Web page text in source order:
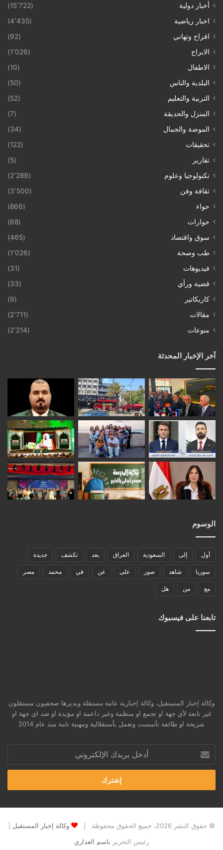
أخبار دولية
(15٬722)
اخبار رياضية
(4٬435)
افراح وتهاني
(92)
الابراج
(1٬026)
الاطفال
(10)
البلدية والناس
(50)
التربية والتعليم
(52)
المنزل والحديقة
(7)
الموضة والجمال
(34)
تحقيقات
(122)
تقارير
(5)
تكنولوجيا وعلوم
(2٬289)
ثقافة وفن
(3٬500)
حواء
(866)
حوارات
(68)
سوق واقتصاد
(465)
طب وصحة
(1٬026)
فيديوهات
(31)
قضية ورأي
(33)
كاريكاتير
(9)
مقالات
(2٬711)
منوعات
(2٬214)
آخر الإخبار المحدثة
الوسوم
أول إلى السعودية العراق بعد تكشف جديدة
سوريا شاهد صور على عن في محمد مصر
مع من هل
تابعنا على فيسبوك
وكالة إخبار المستقبل، وكالة إخبارية عامة مستقلة ويديرها صحفيون مستقلون
غير تابعة لأي جهة او تجمع او منظمة وغير داعمة او مؤيدة او ضد اي جهة او
شريحة او طائفة تأسست وتعمل بأستقلالية ومهنية تامة منذ عام 2014
بريدك
الإلكتروني
© حقوق النشر 2026، جميع الحقوق محفوظة | وكالة إخبار المستقبل
رئيس التحرير باسم العذاري